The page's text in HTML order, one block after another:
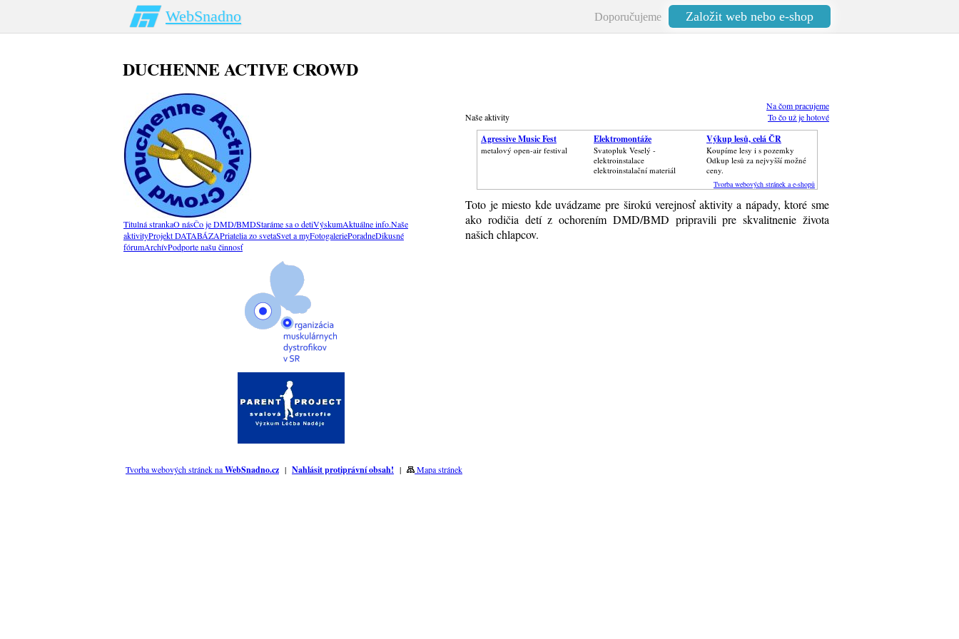
WebSnadno Doporučujeme Založit web nebo e-shop
DUCHENNE ACTIVE CROWD
Titulná strankaO násČo je DMD/BMDStaráme sa o detiVýskumAktuálne info.Naše
aktivityProjekt DATABÁZAPriatelia zo svetaSvet a myFotogaleriePoradneDikusné
fórumArchívPodporte našu činnosť
Naše aktivity
Na čom pracujeme
To čo už je hotové
Agressive Music Fest
metalový open-air festival
Elektromontáže
Svatopluk Veselý -
elektroinstalace
elektroinstalační materiál
Výkup lesů, celá ČR
Koupíme lesy i s pozemky
Odkup lesů za nejvyšší možné
ceny.
Tvorba webových stránek a e-shopů
Toto je miesto kde uvádzame pre širokú verejnosť aktivity a nápady, ktoré sme
ako rodičia detí z ochorením DMD/BMD pripravili pre skvalitnenie života
našich chlapcov.
Tvorba webových stránek naWebSnadno.cz | Nahlásit protiprávní obsah! | Mapa stránek